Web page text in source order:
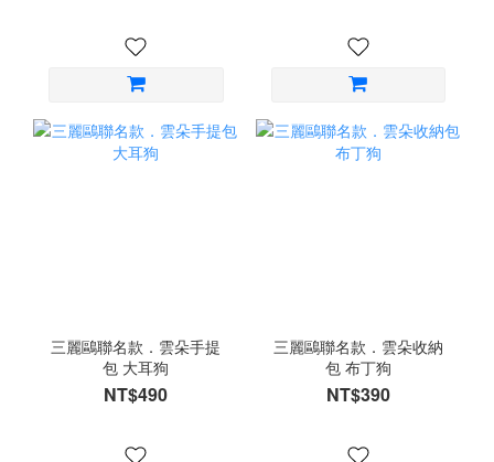
三麗鷗聯名款．雲朵手提
包 大耳狗
NT$490
三麗鷗聯名款．雲朵收納
包 布丁狗
NT$390